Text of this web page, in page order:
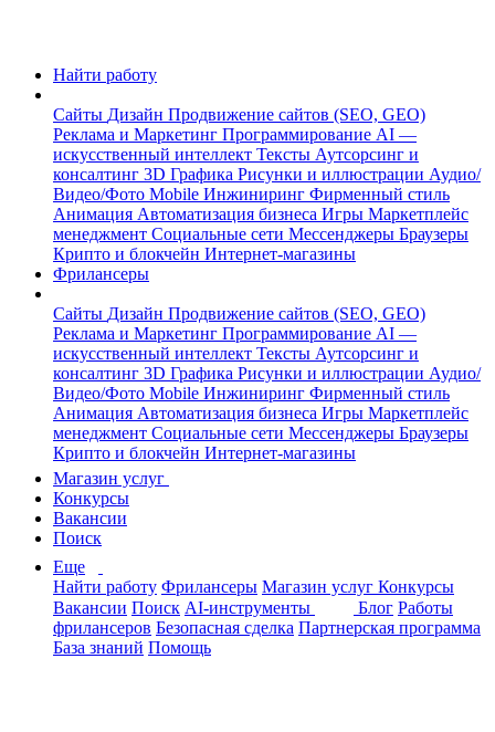
Найти работу
Сайты Дизайн Продвижение сайтов (SEO, GEO)
Реклама и Маркетинг Программирование AI —
искусственный интеллект Тексты Аутсорсинг и
консалтинг 3D Графика Рисунки и иллюстрации Аудио/
Видео/Фото Mobile Инжиниринг Фирменный стиль
Анимация Автоматизация бизнеса Игры Маркетплейс
менеджмент Социальные сети Мессенджеры Браузеры
Крипто и блокчейн Интернет-магазины
Фрилансеры
Сайты Дизайн Продвижение сайтов (SEO, GEO)
Реклама и Маркетинг Программирование AI —
искусственный интеллект Тексты Аутсорсинг и
консалтинг 3D Графика Рисунки и иллюстрации Аудио/
Видео/Фото Mobile Инжиниринг Фирменный стиль
Анимация Автоматизация бизнеса Игры Маркетплейс
менеджмент Социальные сети Мессенджеры Браузеры
Крипто и блокчейн Интернет-магазины
Магазин услуг
Конкурсы
Вакансии
Поиск
Еще
Найти работу Фрилансеры Магазин услуг Конкурсы
Вакансии Поиск AI-инструменты Блог Работы
фрилансеров Безопасная сделка Партнерская программа
База знаний Помощь